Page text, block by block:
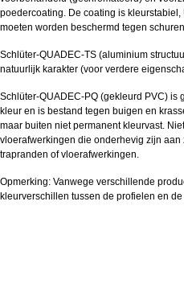
poedercoating. De coating is
moeten worden beschermd tegen
Schlüter-QUADEC-TS (aluminium
natuurlijk karakter (voor verdere
Schlüter-QUADEC-PQ (gekleurd PVC) is
kleur en is bestand tegen buigen en
maar buiten niet permanent kleurvast.
vloerafwerkingen die onderhevig zijn
trapranden of vloerafwerkingen.
Opmerking: Vanwege verschillende
kleurverschillen tussen de profielen en